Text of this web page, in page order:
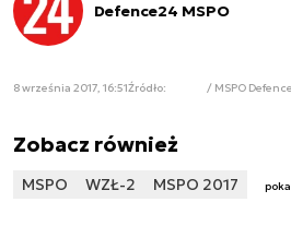
Defence24 MSPO
8 września 2017, 16:51Źródło: / MSPO
Zobacz również
MSPO WZŁ-2 MSPO 2017